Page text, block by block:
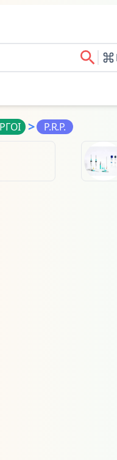
search
> P.R.P.